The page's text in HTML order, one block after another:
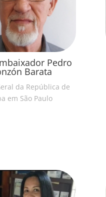
Pedro
Barata
da República de
em São Paulo